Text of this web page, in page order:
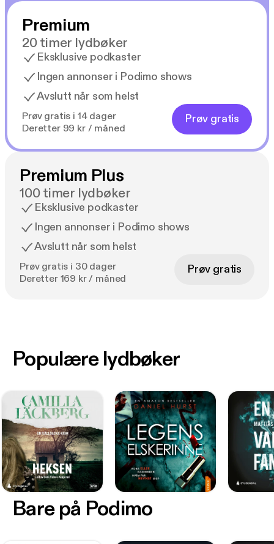
for mye å oppnå for lite», i et system av uløste
problemer og intern fornektelse av realitetene.
«De flinkeste slutter» tilbyr en usedvanlig ærlig
analyse og sender et klart varsku om de alvorlige
konsekvensene hvis ikke kursen endres i norsk
politikk og i offentlig sektor.
Premium
20 timer lydbøker
Eksklusive podkaster
Ingen annonser i Podimo shows
Avslutt når som helst
Prøv gratis i 14 dager
Deretter 99 kr / måned
Prøv gratis
Premium Plus
100 timer lydbøker
Eksklusive podkaster
Ingen annonser i Podimo shows
Avslutt når som helst
Prøv gratis i 30 dager
Deretter 169 kr / måned
Prøv gratis
Bare på Podimo
Populære lydbøker